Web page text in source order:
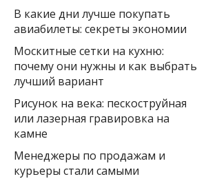
В какие дни лучше покупать
авиабилеты: секреты экономии
Москитные сетки на кухню:
почему они нужны и как выбрать
лучший вариант
Рисунок на века: пескоструйная
или лазерная гравировка на
камне
Менеджеры по продажам и
курьеры стали самыми